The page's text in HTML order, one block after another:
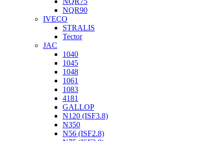
NQR90
IVECO
STRALIS
Tector
JAC
1040
1045
1048
1061
1083
4181
GALLOP
N120 (ISF3.8)
N350
N56 (ISF2.8)